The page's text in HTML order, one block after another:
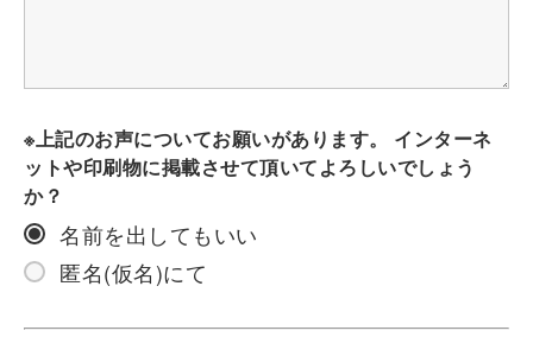
※上記のお声についてお願いがあります。 インターネ
ットや印刷物に掲載させて頂いてよろしいでしょう
か？
名前を出してもいい
匿名(仮名)にて